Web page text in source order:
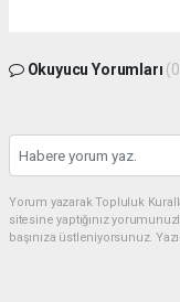
Okuyucu Yorumları
Yorum yazarak Topluluk
sitesine yaptığınız
başınıza üstleniyorsunuz.